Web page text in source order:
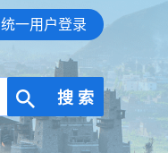
统一用户登录
搜 索